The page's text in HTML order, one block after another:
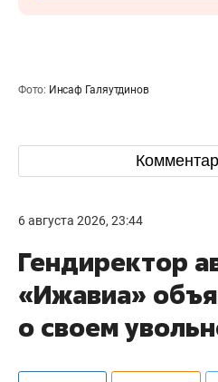
Фото: Инсаф Галяутдинов
6 августа 2026, 23:44
Гендиректор
«Ижавиа»
о своем